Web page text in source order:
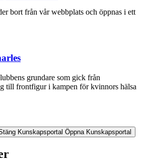
bort från vår webbplats och öppnas i ett
grundare som gick från
till frontfigur i kampen för kvinnors hälsa
Kunskapsportal Öppna Kunskapsportal